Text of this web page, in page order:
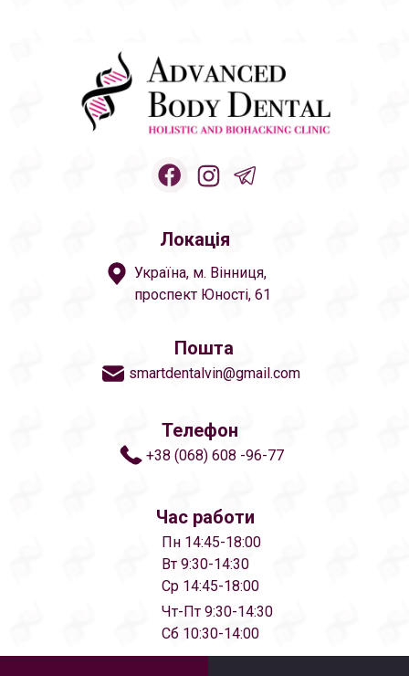
Локація
Пошта
Телефон
Час работи
Україна, м. Вінниця,
проспект Юності, 61
smartdentalvin@gmail.com
+38 (068) 608 -96-77
Пн 14:45-18:00
Вт 9:30-14:30
Ср 14:45-18:00
Чт-Пт 9:30-14:30
Сб 10:30-14:00